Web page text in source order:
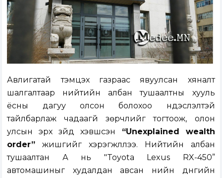
Авлигатай тэмцэх газраас явуулсан хяналт
шалгалтаар нийтийн албан тушаалтны хууль
ёсны дагуу олсон болохоо үндэслэлтэй
тайлбарлаж чадаагүй зөрчлийг тогтоож, олон
улсын эрх зүйд хэвшсэн “Unexplained wealth
order” жишгийг хэрэгжүүллээ. Нийтийн албан
тушаалтан А нь "Toyota Lexus RX-450”
автомашиныг худалдан авсан үнийн дүнгийн